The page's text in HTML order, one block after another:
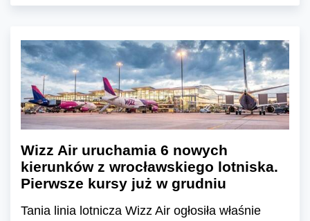
Wizz Air uruchamia 6 nowych
kierunków z wrocławskiego lotniska.
Pierwsze kursy już w grudniu
Tania linia lotnicza Wizz Air ogłosiła właśnie